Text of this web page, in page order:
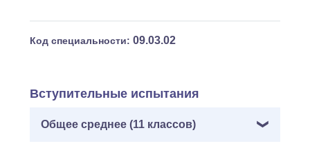
Код специальности: 09.03.02
Вступительные испытания
Общее среднее (11 классов)